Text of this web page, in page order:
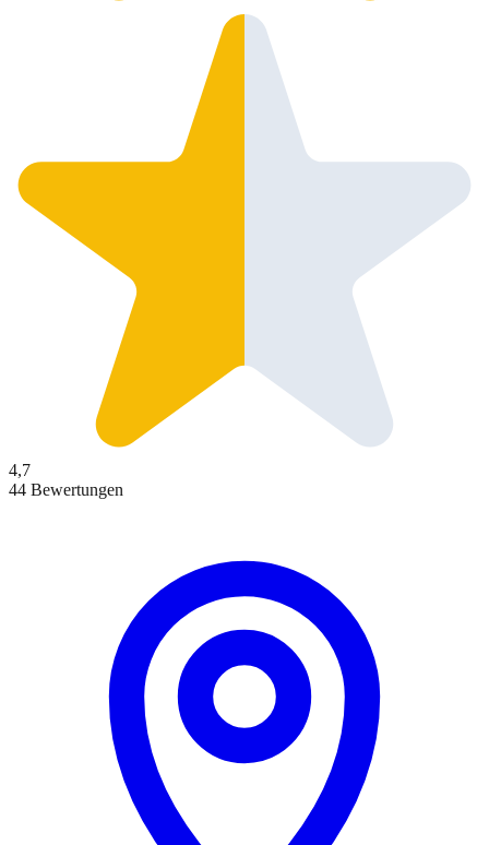
4,7
44 Bewertungen